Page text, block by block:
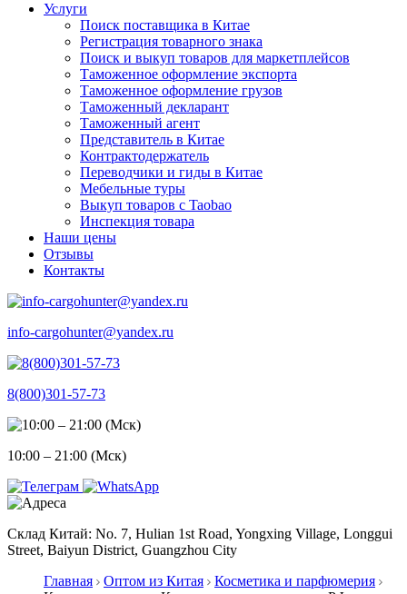
Услуги
Поиск поставщика в Китае
Регистрация товарного знака
Поиск и выкуп товаров для маркетплейсов
Таможенное оформление экспорта
Таможенное оформление грузов
Таможенный декларант
Таможенный агент
Представитель в Китае
Контрактодержатель
Переводчики и гиды в Китае
Мебельные туры
Выкуп товаров с Taobao
Инспекция товара
Наши цены
Отзывы
Контакты
info-cargohunter@yandex.ru
8(800)301-57-73
10:00 – 21:00 (Мск)
Склад Китай: No. 7, Hulian 1st Road, Yongxing Village, Longgui
Street, Baiyun District, Guangzhou City
Главная
Оптом из Китая
Косметика и парфюмерия